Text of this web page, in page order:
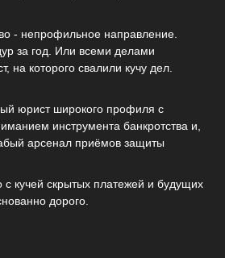
- непрофильное направление.
за год. Или всеми делами
на которого свалили кучу дел.
юрист широкого профиля с
инструмента банкротства и,
арсенал приёмов защиты
кучей скрытых платежей и будущих
дорого.